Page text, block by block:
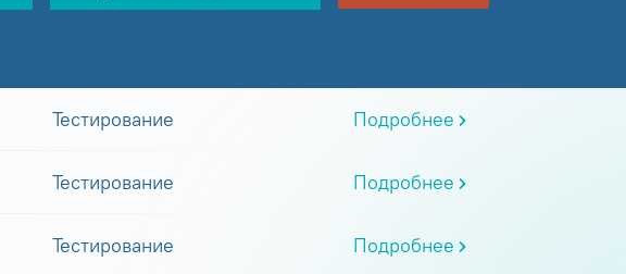
Тестирование Подробнее
Тестирование Подробнее
Тестирование Подробнее